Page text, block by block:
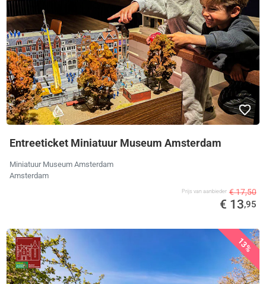
Entreeticket Miniatuur Museum Amsterdam
Miniatuur Museum Amsterdam
Amsterdam
Prijs van aanbieder € 17,50
€ 13,95
13%